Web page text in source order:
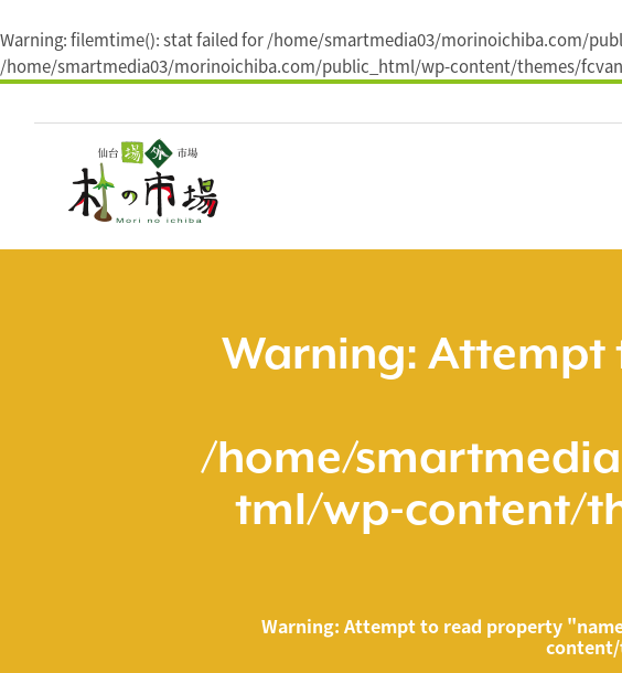
Warning: filemtime(): stat failed for /home/smartmedia03/morinoichiba.com/
/home/smartmedia03/morinoichiba.com/public_html/wp-content/themes/
ス
Warning: Attempt
/home/
tml/wp-content/
Warning: Attempt to read property